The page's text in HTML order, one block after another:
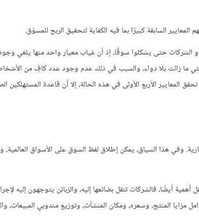
السابقة كبيرًا بما فيه الكفاية لتحقيق الربح للمسوّق.
الشركات حتى يشكلوا سوقًا، إذ أن غياب معيار واحد منها يلغي
ما زالت بلا دواء، والسبب في ذلك عدم وجود عدد كافٍ من
المعايير الأربع الأولى في هذه الحالة، إلا أن قاعدة
وفي هذا السياق، يمكن إطلاق لفظ السوق على الأسواق العالمية،
أيضًا، فالشركات تنقل بضائعها إليه، والزبائن يتوجهون إليه
مزايا المنتج، وسعره، ومكان المنشآت، وتوزيع مندوبي المبيعات،